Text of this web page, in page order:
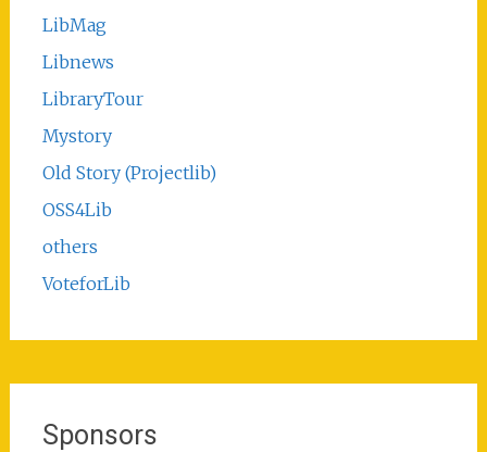
LibMag
Libnews
LibraryTour
Mystory
Old Story (Projectlib)
OSS4Lib
others
VoteforLib
Sponsors